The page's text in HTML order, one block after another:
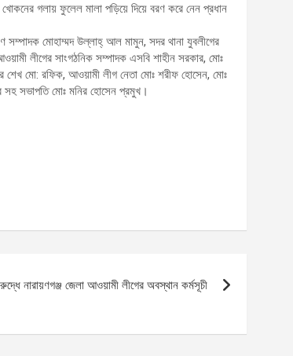
গলায় ফুলেল মালা পড়িয়ে দিয়ে বরণ করে নেন প্রধান
সম্পাদক মোহাম্মদ উল্লাহ্ আল মামুন, সদর থানা যুবলীগের
লীগের সাংগঠনিক সম্পাদক এসবি শাহীন সরকার, মোঃ
শেখ মো: রফিক, আওয়ামী লীগ নেতা মোঃ শরীফ হোসেন, মোঃ
সহ সভাপতি মোঃ মনির হোসেন প্রমুখ।
নারায়ণগঞ্জ জেলা আওয়ামী লীগের অবস্থান কর্মসূচী